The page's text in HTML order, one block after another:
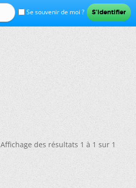
Se souvenir de moi ?
Affichage des résultats 1 à 1 sur 1